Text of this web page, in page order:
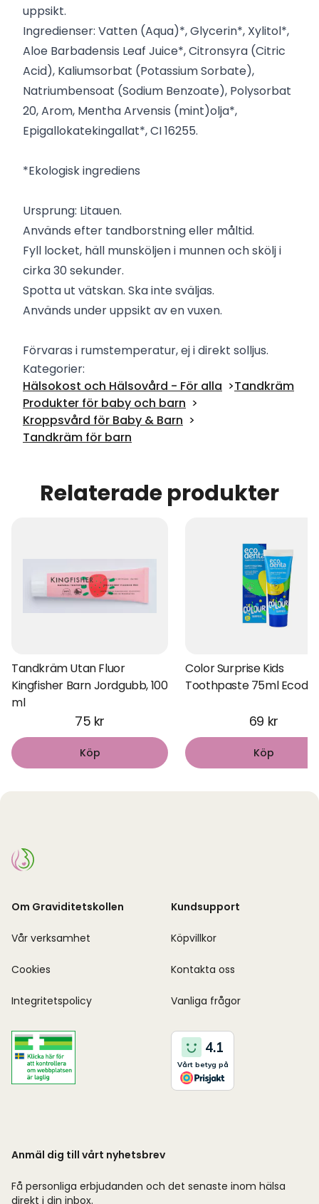
uppsikt.
Ingredienser: Vatten (Aqua)*, Glycerin*, Xylitol*,
Aloe Barbadensis Leaf Juice*, Citronsyra (Citric
Acid), Kaliumsorbat (Potassium Sorbate),
Natriumbensoat (Sodium Benzoate), Polysorbat
20, Arom, Mentha Arvensis (mint)olja*,
Epigallokatekingallat*, CI 16255.
*Ekologisk ingrediens
Ursprung: Litauen.
Används efter tandborstning eller måltid.
Fyll locket, häll munsköljen i munnen och skölj i
cirka 30 sekunder.
Spotta ut vätskan. Ska inte sväljas.
Används under uppsikt av en vuxen.
Förvaras i rumstemperatur, ej i direkt solljus.
Kategorier:
Hälsokost och Hälsovård - För alla
Tandkräm
Produkter för baby och barn
Kroppsvård för Baby & Barn
Tandkräm för barn
Relaterade produkter
Tandkräm Utan Fluor
Kingfisher Barn Jordgubb, 100
ml
75 kr
Köp
Color Surprise Kids
Toothpaste 75ml
69 kr
Köp
Om Graviditetskollen
Vår verksamhet
Cookies
Integritetspolicy
Kundsupport
Köpvillkor
Kontakta oss
Vanliga frågor
Anmäl dig till vårt nyhetsbrev
Få personliga erbjudanden och det senaste inom hälsa
direkt i din inbox.